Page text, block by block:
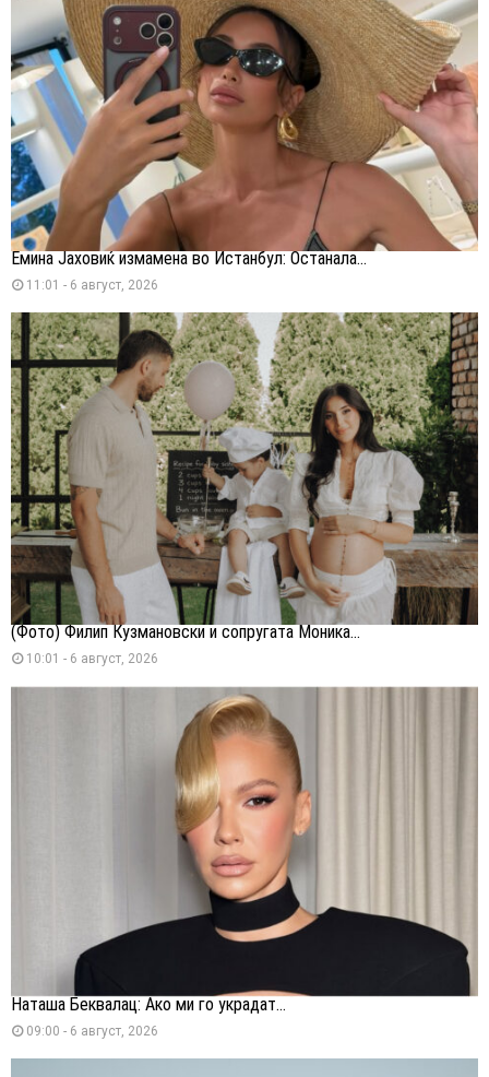
Емина Јаховиќ измамена во Истанбул: Останала...
11:01 - 6 август, 2026
(Фото) Филип Кузмановски и сопругата Моника...
10:01 - 6 август, 2026
Наташа Беквалац: Ако ми го украдат...
09:00 - 6 август, 2026